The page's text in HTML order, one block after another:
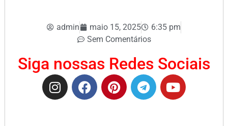
admin maio 15, 2025
6:35 pm
Sem Comentários
Siga nossas Redes Sociais